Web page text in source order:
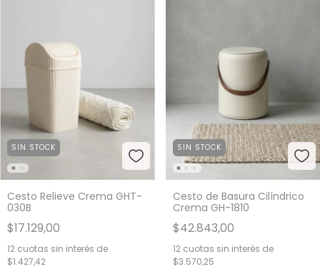
SIN STOCK
Cesto Relieve Crema GHT-
030B
$17.129,00
12 cuotas sin interés de
$1.427,42
SIN STOCK
Cesto de Basura Cilíndrico
Crema GH-1810
$42.843,00
12 cuotas sin interés de
$3.570,25